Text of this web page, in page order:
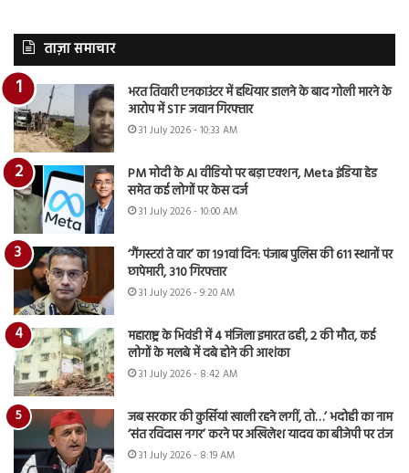
ताज़ा समाचार
भरत तिवारी एनकाउंटर में हथियार डालने के बाद गोली मारने के
आरोप में STF जवान गिरफ्तार
31 July 2026 - 10:33 AM
PM मोदी के AI वीडियो पर बड़ा एक्शन, Meta इंडिया हेड
समेत कई लोगों पर केस दर्ज
31 July 2026 - 10:00 AM
‘गैंगस्टरां ते वार’ का 191वां दिन: पंजाब पुलिस की 611 स्थानों पर
छापेमारी, 310 गिरफ्तार
31 July 2026 - 9:20 AM
महाराष्ट्र के भिवंडी में 4 मंजिला इमारत ढही, 2 की मौत, कई
लोगों के मलबे में दबे होने की आशंका
31 July 2026 - 8:42 AM
जब सरकार की कुर्सियां खाली रहने लगीं, तो…’ भदोही का नाम
‘संत रविदास नगर’ करने पर अखिलेश यादव का बीजेपी पर तंज
31 July 2026 - 8:19 AM